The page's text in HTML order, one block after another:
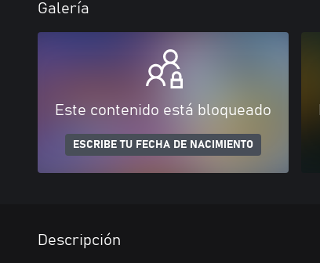
Galería
Este contenido está bloqueado
ESCRIBE TU FECHA DE NACIMIENTO
Descripción